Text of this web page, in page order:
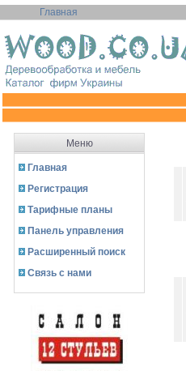
Главная
Меню
Главная
Регистрация
Тарифные планы
Панель управления
Расширенный поиск
Связь с нами